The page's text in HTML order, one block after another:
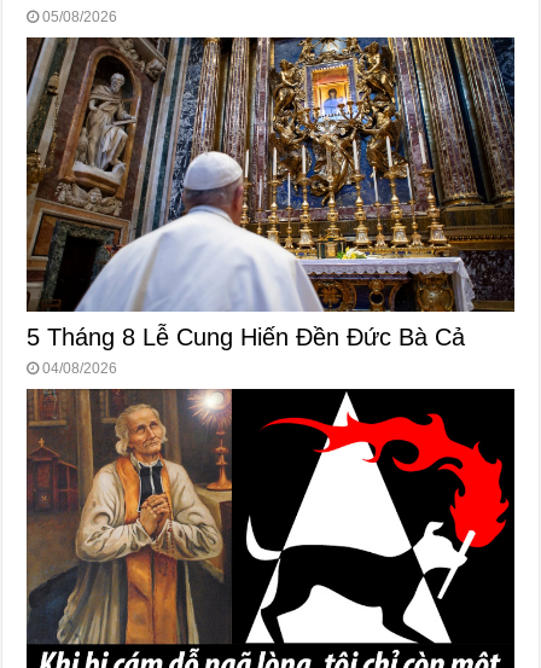
05/08/2026
5 Tháng 8 Lễ Cung Hiến Ðền Ðức Bà Cả
04/08/2026